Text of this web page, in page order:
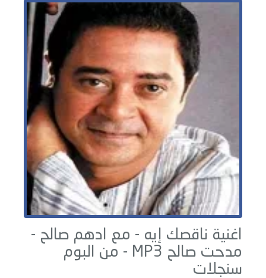
اغنية ناقصك إيه - مع ادهم صالح -
مدحت صالح
سنجلات